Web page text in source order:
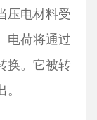
压电材料受
电荷将通过
换。它被转